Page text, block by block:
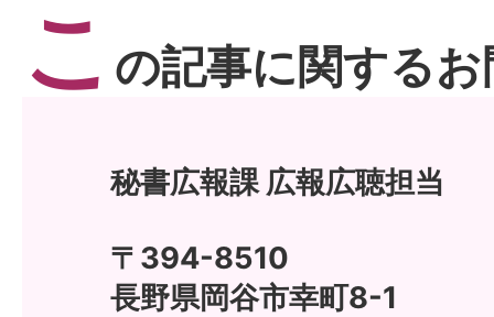
こ の記事に関する
秘書広報課 広報広聴担当
〒394-8510
長野県岡谷市幸町8-1